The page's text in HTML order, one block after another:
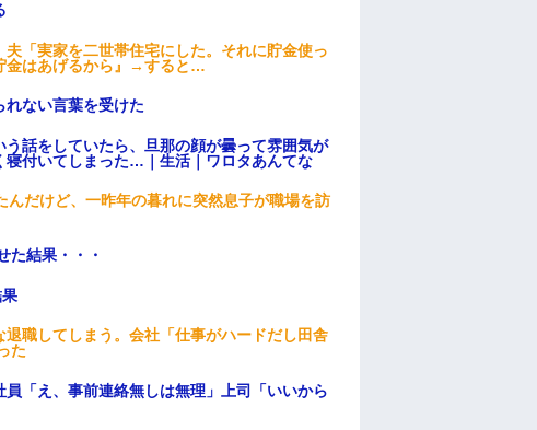
「実家を二世帯住宅にした。それに貯金使っ
金はあげるから』→すると…
れない言葉を受けた
話をしていたら、旦那の顔が曇って雰囲気が
寝付いてしまった…｜生活｜ワロタあんてな
だけど、一昨年の暮れに突然息子が職場を訪
た結果・・・
退職してしまう。会社「仕事がハードだし田舎
た
「え、事前連絡無しは無理」上司「いいから